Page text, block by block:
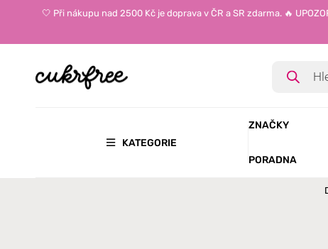
🤍 Při nákupu nad 2500 Kč je doprava v ČR a SR zdarma. 🔥
KATEGORIE
ZNAČKY
PORADNA